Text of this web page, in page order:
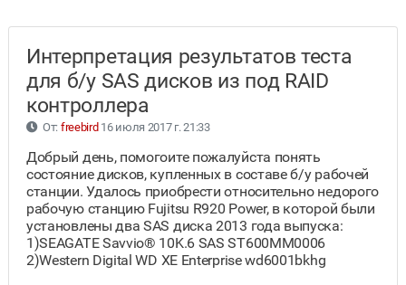
Интерпретация результатов теста
для б/у SAS дисков из под RAID
контроллера
От: freebird 16 июля 2017 г. 21:33
Добрый день, помогоите пожалуйста понять
состояние дисков, купленных в составе б/у рабочей
станции. Удалось приобрести относительно недорого
рабочую станцию Fujitsu R920 Power, в которой были
установлены два SAS диска 2013 года выпуска:
1)SEAGATE Savvio® 10K.6 SAS ST600MM0006
2)Western Digital WD XE Enterprise wd6001bkhg